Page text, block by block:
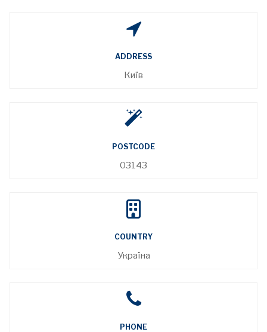
ADDRESS
Київ
POSTCODE
03143
COUNTRY
Україна
PHONE